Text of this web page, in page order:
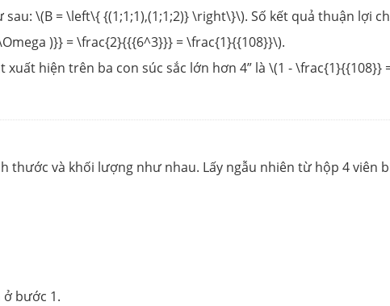
\(B = \left\{ {(1;1;1),(1;1;2)} \right\}\). Số kết quả thuận lợi
)}} = \frac{2}{{{6^3}}} = \frac{1}{{108}}\).
xuất hiện trên ba con súc sắc lớn hơn 4” là \(1 - \frac{1}{{108}}
thước và khối lượng như nhau. Lấy ngẫu nhiên từ hộp 4 viên
ở bước 1.